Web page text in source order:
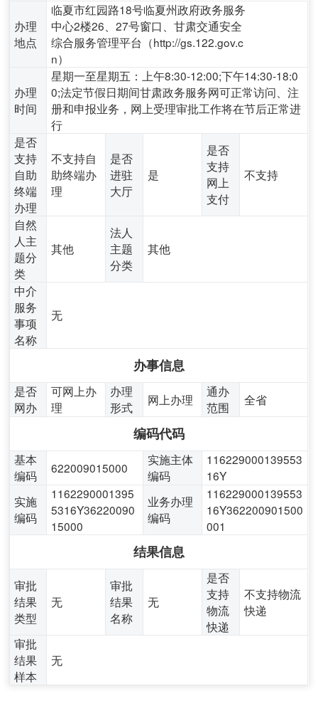
办理
地点
临夏市红园路18号临夏州政府政务服务
中心2楼26、27号窗口、甘肃交通安全
综合服务管理平台（http://gs.122.gov.c
n）
办理
时间
星期一至星期五：上午8:30-12:00;下午14:30-18:0
0;法定节假日期间甘肃政务服务网可正常访问、注
册和申报业务，网上受理审批工作将在节后正常进
行
是否
支持
自助
终端
办理
不支持自
助终端办
理
是否
进驻
大厅
是
是否
支持
网上
支付
不支持
自然
人主
题分
类
其他
法人
主题
分类
其他
中介
服务
事项
名称
无
办事信息
是否
网办
可网上办
理
办理
形式
网上办理
通办
范围
全省
编码代码
基本
编码
622009015000
实施主体
编码
116229000139553
16Y
实施
编码
1162290001395
5316Y36220090
15000
业务办理
编码
116229000139553
16Y362200901500
001
结果信息
审批
结果
类型
无
审批
结果
名称
无
是否
支持
物流
快递
不支持物流
快递
审批
结果
样本
无